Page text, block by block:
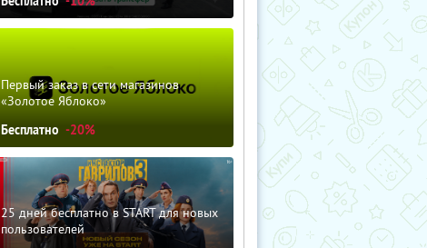
Первый заказ в сети магазинов
«Золотое Яблоко»
Бесплатно -20%
25 дней бесплатно в START для новых
пользователей